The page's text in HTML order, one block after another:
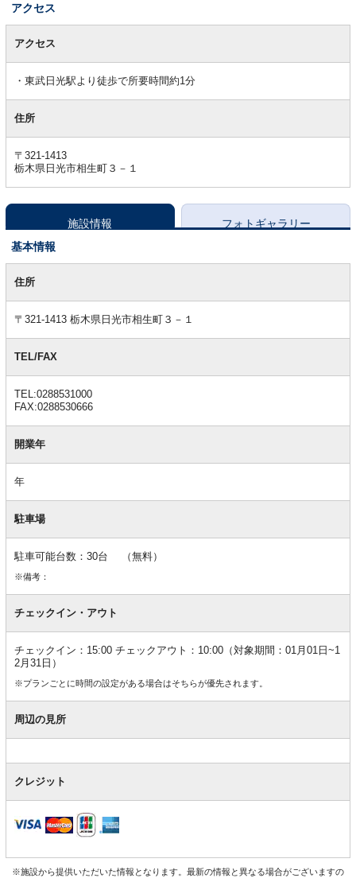
アクセス
アクセス
東武日光駅より徒歩で所要時間約1分
住所
〒321-1413
栃木県日光市相生町３－１
施設情報
フォトギャラリー
基本情報
本住所
〒321-1413 栃木県日光市相生町３－１
TEL/FAX
TEL:0288531000
FAX:0288530666
開業年
年
駐車場
駐車可能台数：30台 （無料）
※備考：
チェックイン・アウト
チェックイン：15:00 チェックアウト：10:00（対象期間：01月01日~1
2月31日）
※プランごとに時間の設定がある場合はそちらが優先されます。
周辺の見所
クレジット
※施設から提供いただいた情報となります。最新の情報と異なる場合がございますの